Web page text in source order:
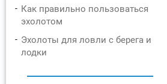
Как правильно пользоваться
эхолотом
Эхолоты для ловли с берега и
лодки